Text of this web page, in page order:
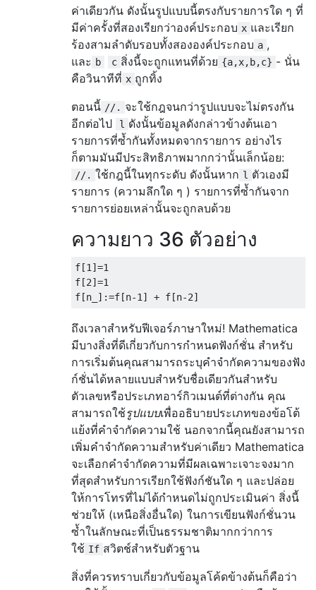
ค่าเดียวกัน ดังนั้นรูปแบบนี้ตรงกับรายการใด ๆ ที่
มีค่าครั้งที่สองเรียกว่าองค์ประกอบ x และเรียก
ร้องสามลำดับรอบทั้งสององค์ประกอบ a ,
และ b c สิ่งนี้จะถูกแทนที่ด้วย {a,x,b,c} - นั่น
คือวินาทีที่ x ถูกทิ้ง
ตอนนี้ //. จะใช้กฎจนกว่ารูปแบบจะไม่ตรงกัน
อีกต่อไป
l ดังนั้นข้อมูลดังกล่าวข้างต้นเอา
รายการที่ซ้ำกันทั้งหมดจากรายการ อย่างไร
ก็ตามมันมีประสิทธิภาพมากกว่านั้นเล็กน้อย:
//. ใช้กฎนี้ในทุกระดับ ดังนั้นหาก l ตัวเองมี
รายการ (ความลึกใด ๆ ) รายการที่ซ้ำกันจาก
รายการย่อยเหล่านั้นจะถูกลบด้วย
ความยาว 36 ตัวอย่าง
f [1 ]=1
f [2]=1
f [n_ ]:=f [n-1 ] + f [n-2]
ถึงเวลาสำหรับฟีเจอร์ภาษาใหม่! Mathematica
มีบางสิ่งที่ดีเกี่ยวกับการกำหนดฟังก์ชั่น สำหรับ
การเริ่มต้นคุณสามารถระบุคำจำกัดความของฟัง
ก์ชั่นได้หลายแบบสำหรับชื่อเดียวกันสำหรับ
ตัวเลขหรือประเภทอาร์กิวเมนต์ที่ต่างกัน คุณ
สามารถใช้รูปแบบเพื่ออธิบายประเภทของข้อโต้
แย้งที่คำจำกัดความใช้ นอกจากนี้คุณยังสามารถ
เพิ่มคำจำกัดความสำหรับค่าเดียว Mathematica
จะเลือกคำจำกัดความที่มีผลเฉพาะเจาะจงมาก
ที่สุดสำหรับการเรียกใช้ฟังก์ชันใด ๆ และปล่อย
ให้การโทรที่ไม่ได้กำหนดไม่ถูกประเมินค่า สิ่งนี้
ช่วยให้ (เหนือสิ่งอื่นใด) ในการเขียนฟังก์ชั่นวน
ซ้ำในลักษณะที่เป็นธรรมชาติมากกว่าการ
ใช้ If สวิตช์สำหรับตัวฐาน
สิ่งที่ควรทราบเกี่ยวกับข้อมูลโค้ดข้างต้นก็คือว่า